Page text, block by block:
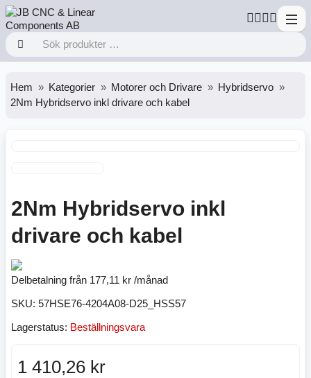
Hem Kategorier Motorer och Drivare
Hybridservo
2Nm Hybridservo inkl drivare och kabel
2Nm Hybridservo inkl
drivare och kabel
Delbetalning från 177,11 kr /månad
SKU: 57HSE76-4204A08-D25_HSS57
Lagerstatus: Beställningsvara
1 410,26 kr